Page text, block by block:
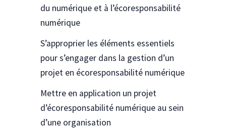
du numérique et à l’écoresponsabilité
numérique
S’approprier les éléments essentiels
pour s’engager dans la gestion d’un
projet en écoresponsabilité numérique
Mettre en application un projet
d’écoresponsabilité numérique au sein
d’une organisation